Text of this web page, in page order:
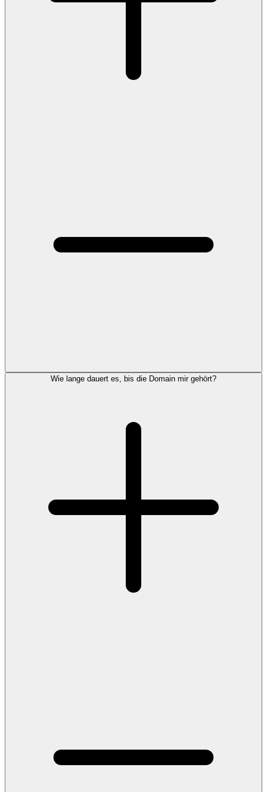
Wie lange dauert es, bis die Domain mir gehört?